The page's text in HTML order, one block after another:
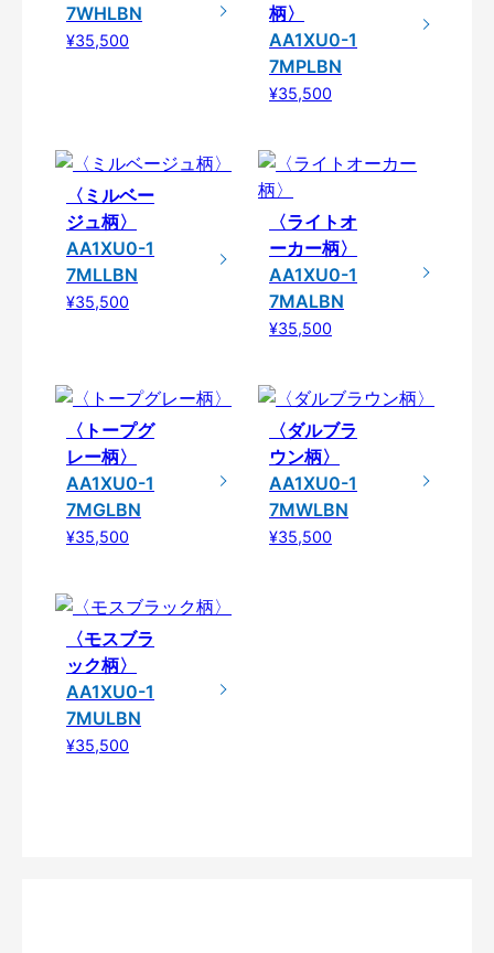
7WHLBN
¥35,500
柄〉
AA1XU0-1
7MPLBN
¥35,500
〈ミルベー
ジュ柄〉
AA1XU0-1
7MLLBN
¥35,500
〈ライトオ
ーカー柄〉
AA1XU0-1
7MALBN
¥35,500
〈トープグ
レー柄〉
AA1XU0-1
7MGLBN
¥35,500
〈ダルブラ
ウン柄〉
AA1XU0-1
7MWLBN
¥35,500
〈モスブラ
ック柄〉
AA1XU0-1
7MULBN
¥35,500